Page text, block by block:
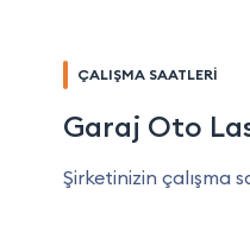
ÇALIŞMA SAATLERİ
Garaj Oto
Şirketinizin çalışma